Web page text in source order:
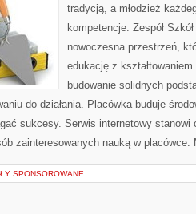
tradycją, a młodzież
kompetencje. Zespół
nowoczesna przestrzeń,
edukację z
budowanie solidnych
do działania. Placówka buduje
sukcesy. Serwis internetowy stanowi
zainteresowanych nauką w
SPONSOROWANE